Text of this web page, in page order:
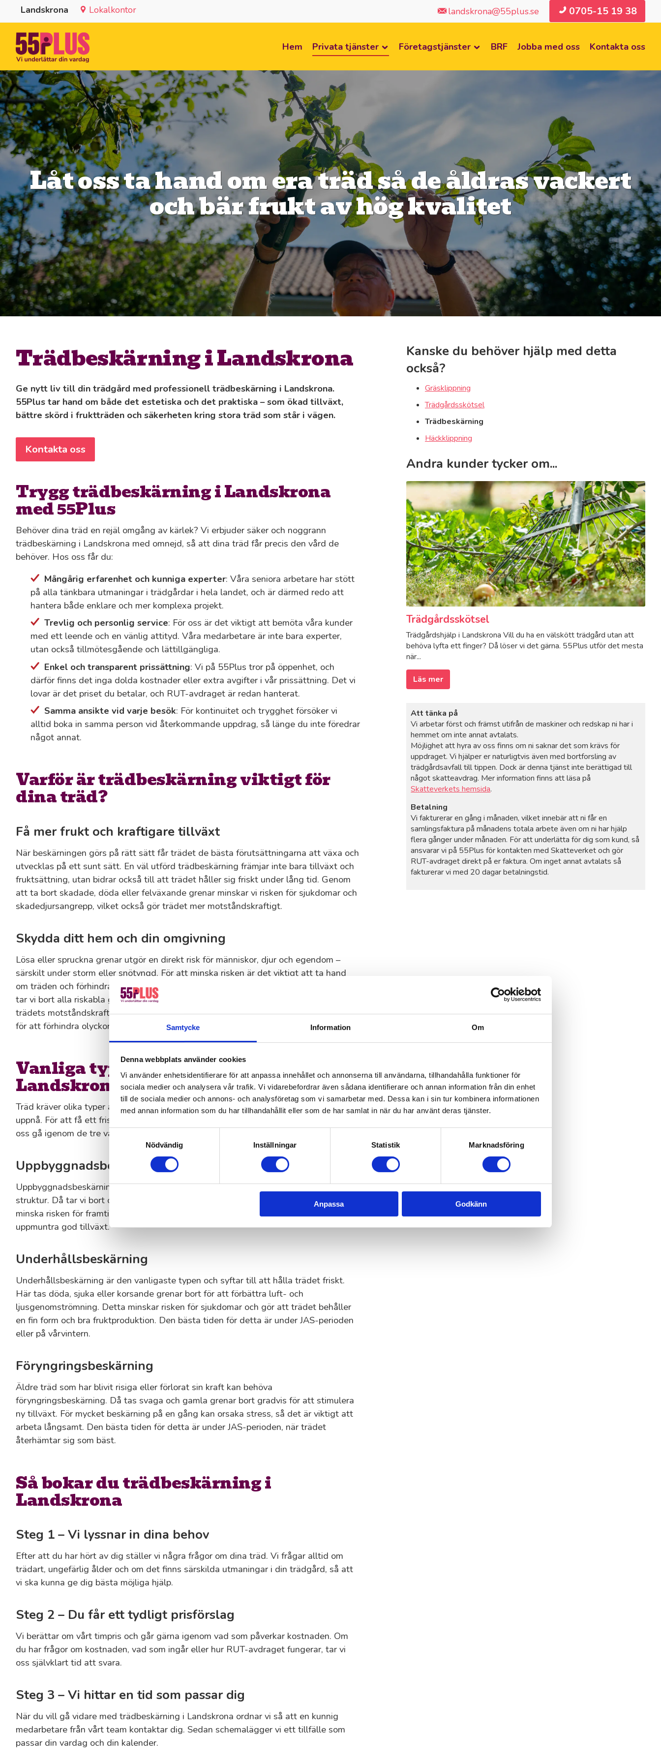
Samtycke Information Om
Denna webbplats använder cookies
Vi använder enhetsidentifierare för att anpassa innehållet och annonserna till användarna, tillhandahålla funktioner för
sociala medier och analysera vår trafik. Vi vidarebefordrar även sådana identifierare och annan information från din enhet
till de sociala medier och annons- och analysföretag som vi samarbetar med. Dessa kan i sin tur kombinera informationen
med annan information som du har tillhandahållit eller som de har samlat in när du har använt deras tjänster.
Samtyckesval
Nödvändig
Inställningar Statistik Marknadsföring
Anpassa Godkänn
Landskrona Lokalkontor landskrona@55plus.se 0705-15 19 38
Hem Privata tjänster Företagstjänster BRF Jobba med oss Kontakta oss
Låt oss ta hand om era träd så de åldras vackert
och bär frukt av hög kvalitet
Trädbeskärning i Landskrona
Ge nytt liv till din trädgård med professionell trädbeskärning i Landskrona.
55Plus tar hand om både det estetiska och det praktiska – som ökad tillväxt,
bättre skörd i fruktträden och säkerheten kring stora träd som står i vägen.
Kontakta oss
Trygg trädbeskärning i Landskrona
med 55Plus
Behöver dina träd en rejäl omgång av kärlek? Vi erbjuder säker och noggrann
trädbeskärning i Landskrona med omnejd, så att dina träd får precis den vård de
behöver. Hos oss får du:
Mångårig erfarenhet och kunniga experter: Våra seniora arbetare har stött
på alla tänkbara utmaningar i trädgårdar i hela landet, och är därmed redo att
hantera både enklare och mer komplexa projekt.
Trevlig och personlig service: För oss är det viktigt att bemöta våra kunder
med ett leende och en vänlig attityd. Våra medarbetare är inte bara experter,
utan också tillmötesgående och lättillgängliga.
Enkel och transparent prissättning: Vi på 55Plus tror på öppenhet, och
därför finns det inga dolda kostnader eller extra avgifter i vår prissättning. Det vi
lovar är det priset du betalar, och RUT-avdraget är redan hanterat.
Samma ansikte vid varje besök: För kontinuitet och trygghet försöker vi
alltid boka in samma person vid återkommande uppdrag, så länge du inte föredrar
något annat.
Varför är trädbeskärning viktigt för
dina träd?
Få mer frukt och kraftigare tillväxt
När beskärningen görs på rätt sätt får trädet de bästa förutsättningarna att växa och
utvecklas på ett sunt sätt. En väl utförd trädbeskärning främjar inte bara tillväxt och
fruktsättning, utan bidrar också till att trädet håller sig friskt under lång tid. Genom
att ta bort skadade, döda eller felväxande grenar minskar vi risken för sjukdomar och
skadedjursangrepp, vilket också gör trädet mer motståndskraftigt.
Skydda ditt hem och din omgivning
Lösa eller spruckna grenar utgör en direkt risk för människor, djur och egendom –
särskilt under storm eller snötyngd. För att minska risken är det viktigt att ta hand
om träden och förhindra att de blir farliga. När vi utför trädbeskärning i Landskrona
tar vi bort alla riskabla grenar nära byggnader, vägar och kraftledningar och stärker
trädets motståndskraft mot vindbrott. I tätbebyggda områden är detta ännu viktigare
för att förhindra olyckor.
Vanliga typer av trädbeskärning i
Landskrona
Träd kräver olika typer av beskärning beroende på deras ålder, hälsa och vad du vill
uppnå. För att få ett friskt och välväxande träd gäller det att använda rätt teknik. Låt
oss gå igenom de tre vanligaste metoderna.
Uppbyggnadsbeskärning
Uppbyggnadsbeskärning fokuserar på att ge unga träd en stark och balanserad
struktur. Då tar vi bort oönskade grenar, så att vi tidigt kan forma trädets tillväxt och
minska risken för framtida skador. Oftast sker denna beskärning på vårvintern för att
uppmuntra god tillväxt.
Underhållsbeskärning
Underhållsbeskärning är den vanligaste typen och syftar till att hålla trädet friskt.
Här tas döda, sjuka eller korsande grenar bort för att förbättra luft- och
ljusgenomströmning. Detta minskar risken för sjukdomar och gör att trädet behåller
en fin form och bra fruktproduktion. Den bästa tiden för detta är under JAS-perioden
eller på vårvintern.
Föryngringsbeskärning
Äldre träd som har blivit risiga eller förlorat sin kraft kan behöva
föryngringsbeskärning. Då tas svaga och gamla grenar bort gradvis för att stimulera
ny tillväxt. För mycket beskärning på en gång kan orsaka stress, så det är viktigt att
arbeta långsamt. Den bästa tiden för detta är under JAS-perioden, när trädet
återhämtar sig som bäst.
Så bokar du trädbeskärning i
Landskrona
Steg 1 – Vi lyssnar in dina behov
Efter att du har hört av dig ställer vi några frågor om dina träd. Vi frågar alltid om
trädart, ungefärlig ålder och om det finns särskilda utmaningar i din trädgård, så att
vi ska kunna ge dig bästa möjliga hjälp.
Steg 2 – Du får ett tydligt prisförslag
Vi berättar om vårt timpris och går gärna igenom vad som påverkar kostnaden. Om
du har frågor om kostnaden, vad som ingår eller hur RUT-avdraget fungerar, tar vi
oss självklart tid att svara.
Steg 3 – Vi hittar en tid som passar dig
När du vill gå vidare med trädbeskärning i Landskrona ordnar vi så att en kunnig
medarbetare från vårt team kontaktar dig. Sedan schemalägger vi ett tillfälle som
passar din vardag och din kalender.
Kanske du behöver hjälp med detta
också?
Gräsklippning
Trädgårdsskötsel
Trädbeskärning
Häckklippning
Andra kunder tycker om...
Trädgårdsskötsel
Trädgårdshjälp i Landskrona Vill du ha en välskött trädgård utan att
behöva lyfta ett finger? Då löser vi det gärna. 55Plus utför det mesta
när...
Läs mer
Att tänka på
Vi arbetar först och främst utifrån de maskiner och redskap ni har i
hemmet om inte annat avtalats.
Möjlighet att hyra av oss finns om ni saknar det som krävs för
uppdraget. Vi hjälper er naturligtvis även med bortforsling av
trädgårdsavfall till tippen. Dock är denna tjänst inte berättigad till
något skatteavdrag. Mer information finns att läsa på
Skatteverkets hemsida.
Betalning
Vi fakturerar en gång i månaden, vilket innebär att ni får en
samlingsfaktura på månadens totala arbete även om ni har hjälp
flera gånger under månaden. För att underlätta för dig som kund, så
ansvarar vi på 55Plus för kontakten med Skatteverket och gör
RUT-avdraget direkt på er faktura. Om inget annat avtalats så
fakturerar vi med 20 dagar betalningstid.